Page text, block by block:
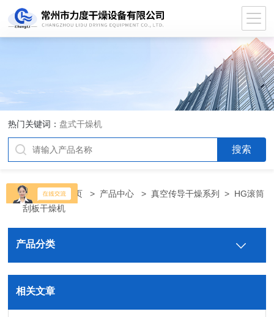
热门关键词： 盘式干燥机
当前位置：首页 > 产品中心 >真空传导干燥系列 > HG滚筒
刮板干燥机
产品分类
相关文章